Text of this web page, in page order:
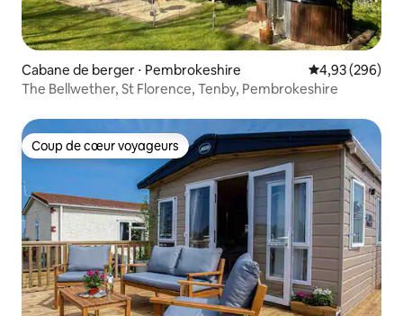
Cabane de berger ⋅ Pembrokeshire Évaluation
4,93 (296)
The Bellwether, St Florence, Tenby, Pembrokeshire
Coup de cœur voyageurs
Coup de cœur voyageurs